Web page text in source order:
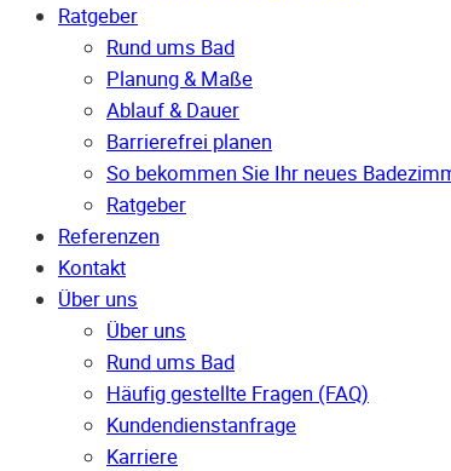
Ratgeber
Rund ums Bad
Planung & Maße
Ablauf & Dauer
Barrierefrei planen
So bekommen Sie Ihr neues
Ratgeber
Referenzen
Kontakt
Über uns
Über uns
Rund ums Bad
Häufig gestellte Fragen (FAQ)
Kunden­dienst­anfrage
Karriere